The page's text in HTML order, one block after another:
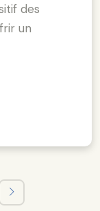
des
un